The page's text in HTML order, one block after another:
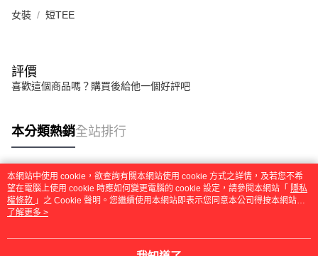
女裝 短TEE
評價
喜歡這個商品嗎？購買後給他一個好評吧
本分類熱銷全站排行
熱門標籤
本網站中使用 cookie，欲查詢有關本網站使用 cookie 方式之詳情，及若您不希
望在電腦上使用 cookie 時應如何變更電腦的 cookie 設定，請參閱本網站「 隱私
權條款 」之 Cookie 聲明。您繼續使用本網站即表示您同意本公司得按本網站使
用條款之 Cookie 聲明使用 cookie。
了解更多 >